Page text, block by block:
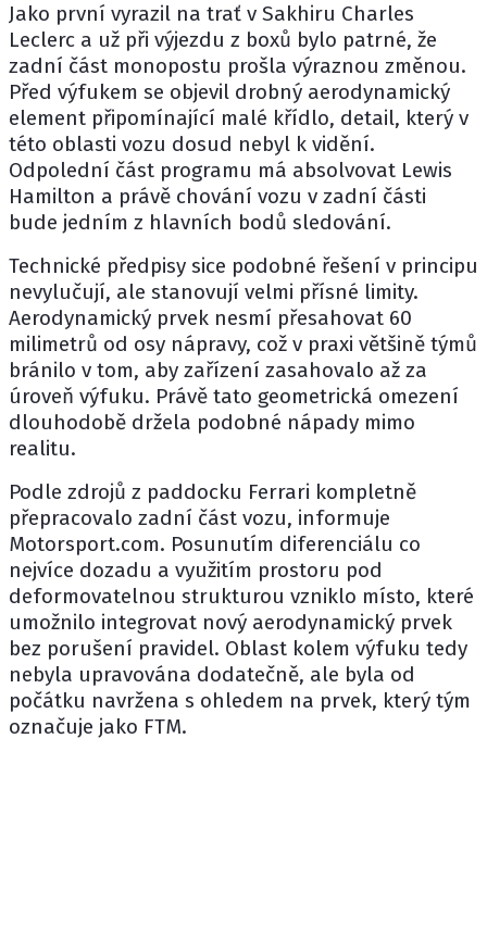
Jako první vyrazil na trať v Sakhiru Charles
Leclerc a už při výjezdu z boxů bylo patrné, že
zadní část monopostu prošla výraznou změnou.
Před výfukem se objevil drobný aerodynamický
element připomínající malé křídlo, detail, který v
této oblasti vozu dosud nebyl k vidění.
Odpolední část programu má absolvovat Lewis
Hamilton a právě chování vozu v zadní části
bude jedním z hlavních bodů sledování.
Technické předpisy sice podobné řešení v principu
nevylučují, ale stanovují velmi přísné limity.
Aerodynamický prvek nesmí přesahovat 60
milimetrů od osy nápravy, což v praxi většině týmů
bránilo v tom, aby zařízení zasahovalo až za
úroveň výfuku. Právě tato geometrická omezení
dlouhodobě držela podobné nápady mimo
realitu.
Podle zdrojů z paddocku Ferrari kompletně
přepracovalo zadní část vozu, informuje
Motorsport.com. Posunutím diferenciálu co
nejvíce dozadu a využitím prostoru pod
deformovatelnou strukturou vzniklo místo, které
umožnilo integrovat nový aerodynamický prvek
bez porušení pravidel. Oblast kolem výfuku tedy
nebyla upravována dodatečně, ale byla od
počátku navržena s ohledem na prvek, který tým
označuje jako FTM.